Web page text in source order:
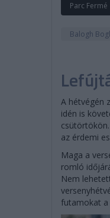
Parc Fermé
Balogh
A hétvégén
idén is
az érdemi
Maga a
romló
Nem
futamokat a